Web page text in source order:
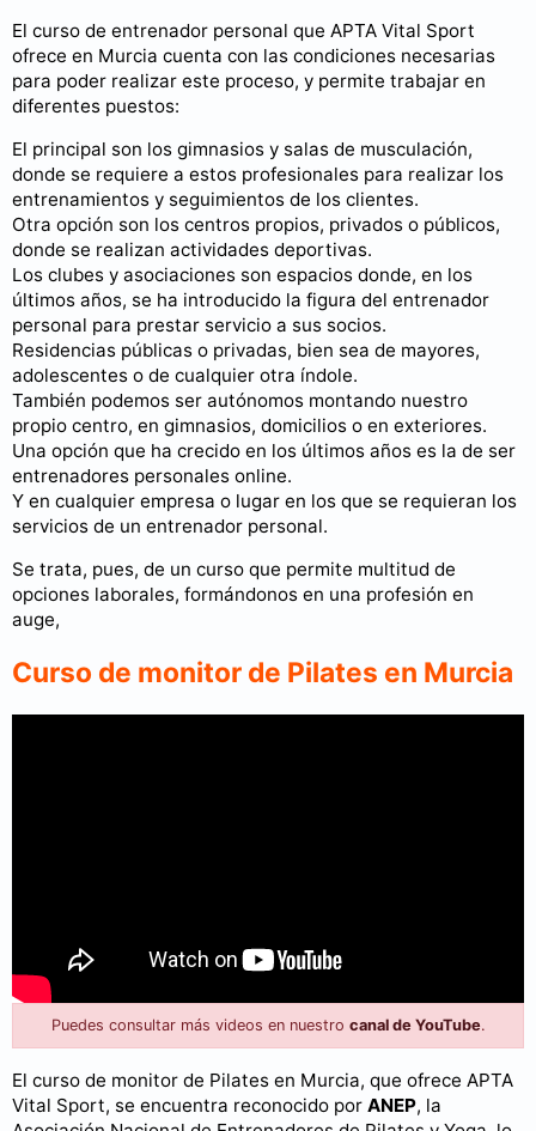
El curso de entrenador personal que APTA Vital Sport
ofrece en Murcia cuenta con las condiciones necesarias
para poder realizar este proceso, y permite trabajar en
diferentes puestos:
El principal son los gimnasios y salas de musculación,
donde se requiere a estos profesionales para realizar los
entrenamientos y seguimientos de los clientes.
Otra opción son los centros propios, privados o públicos,
donde se realizan actividades deportivas.
Los clubes y asociaciones son espacios donde, en los
últimos años, se ha introducido la figura del entrenador
personal para prestar servicio a sus socios.
Residencias públicas o privadas, bien sea de mayores,
adolescentes o de cualquier otra índole.
También podemos ser autónomos montando nuestro
propio centro, en gimnasios, domicilios o en exteriores.
Una opción que ha crecido en los últimos años es la de ser
entrenadores personales online.
Y en cualquier empresa o lugar en los que se requieran los
servicios de un entrenador personal.
Se trata, pues, de un curso que permite multitud de
opciones laborales, formándonos en una profesión en
auge,
Curso de monitor de Pilates en Murcia
Puedes consultar más videos en nuestro canal de YouTube.
El curso de monitor de Pilates en Murcia, que ofrece APTA
Vital Sport, se encuentra reconocido por ANEP, la